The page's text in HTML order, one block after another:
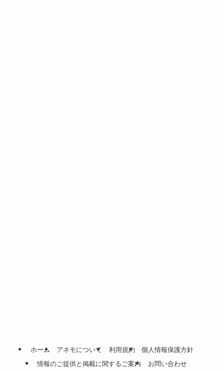
ホーム アネモについて 利用規約
個人情報保護方針
情報のご提供と掲載に関するご案内
お問い合わせ